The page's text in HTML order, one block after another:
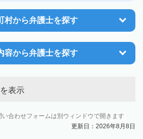
村から弁護士を探す
容から弁護士を探す
表示
合わせフォームは別ウィンドウで開きます
更新日：2026年8月8日